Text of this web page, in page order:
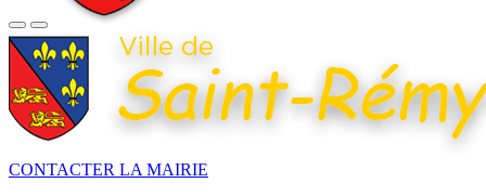
CONTACTER LA MAIRIE